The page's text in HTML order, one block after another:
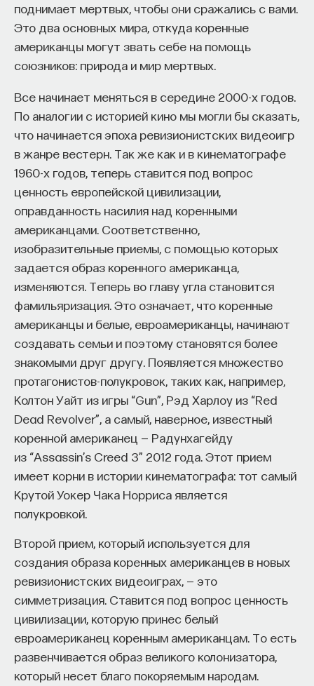
поднимает мертвых, чтобы они сражались с вами.
Это два основных мира, откуда коренные
американцы могут звать себе на помощь
союзников: природа и мир мертвых.
Все начинает меняться в середине 2000-х годов.
По аналогии с историей кино мы могли бы сказать,
что начинается эпоха ревизионистских видеоигр
в жанре вестерн. Так же как и в кинематографе
1960-х годов, теперь ставится под вопрос
ценность европейской цивилизации,
оправданность насилия над коренными
американцами. Соответственно,
изобразительные приемы, с помощью которых
задается образ коренного американца,
изменяются. Теперь во главу угла становится
фамильяризация. Это означает, что коренные
американцы и белые, евроамериканцы, начинают
создавать семьи и поэтому становятся более
знакомыми друг другу. Появляется множество
протагонистов-полукровок, таких как, например,
Колтон Уайт из игры “Gun”, Рэд Харлоу из “Red
Dead Revolver”, а самый, наверное, известный
коренной американец — Радунхагейду
из “Assassin’s Creed 3” 2012 года. Этот прием
имеет корни в истории кинематографа: тот самый
Крутой Уокер Чака Норриса является
полукровкой.
Второй прием, который используется для
создания образа коренных американцев в новых
ревизионистских видеоиграх, — это
симметризация. Ставится под вопрос ценность
цивилизации, которую принес белый
евроамериканец коренным американцам. То есть
развенчивается образ великого колонизатора,
который несет благо покоряемым народам.